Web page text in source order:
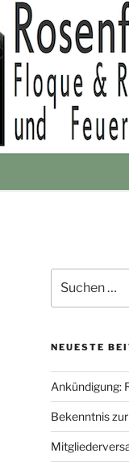
nach:
NEUESTE
Ankündigung:
Bekenntnis